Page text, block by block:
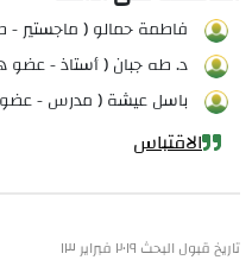
فاطمة حمالو ( ماجستير -
د. طه جبان ( أستاذ - عضو
باسل عيشة ( مدرس - عضو
الاقتباس
تاريخ قبول البحث ٢٠١٩ فبراير ١٣